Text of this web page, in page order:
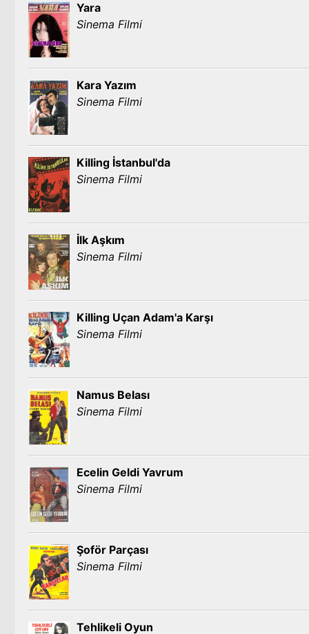
Yara
Sinema Filmi
Kara Yazım
Sinema Filmi
Killing İstanbul'da
Sinema Filmi
İlk Aşkım
Sinema Filmi
Killing Uçan Adam'a Karşı
Sinema Filmi
Namus Belası
Sinema Filmi
Ecelin Geldi Yavrum
Sinema Filmi
Şoför Parçası
Sinema Filmi
Tehlikeli Oyun